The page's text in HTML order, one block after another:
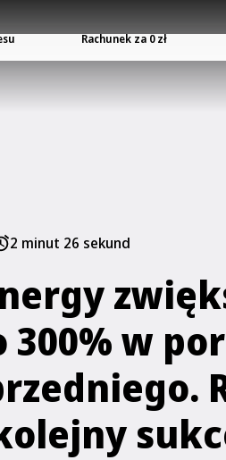
Rachunek za 0 zł
2 minut 26 sekund
300% w